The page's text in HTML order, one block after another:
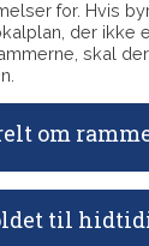
for. Hvis
der ikke
skal
om
til